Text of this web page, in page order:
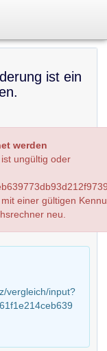
ist ein
werden
ungültig oder
einer gültigen
neu.
vergleich/input?